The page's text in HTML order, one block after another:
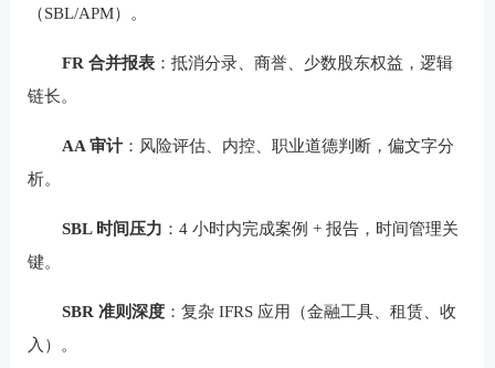
（SBL/APM）。
FR 合并报表：抵消分录、商誉、少数股东权益，逻辑
链长。
AA 审计：风险评估、内控、职业道德判断，偏文字分
析。
SBL 时间压力 ：4 小时内完成案例 + 报告，时间管理关
键。
SBR 准则深度：复杂 IFRS 应用（金融工具、租赁、收
入）。